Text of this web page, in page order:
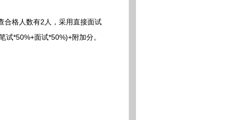
格人数有2人，采用直接面试
*50%+面试*50%)+附加分。